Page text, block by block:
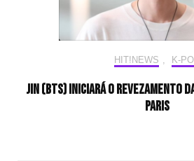
HIT!NEWS , K-
Jin (BTS) iniciará o revezamento
Paris